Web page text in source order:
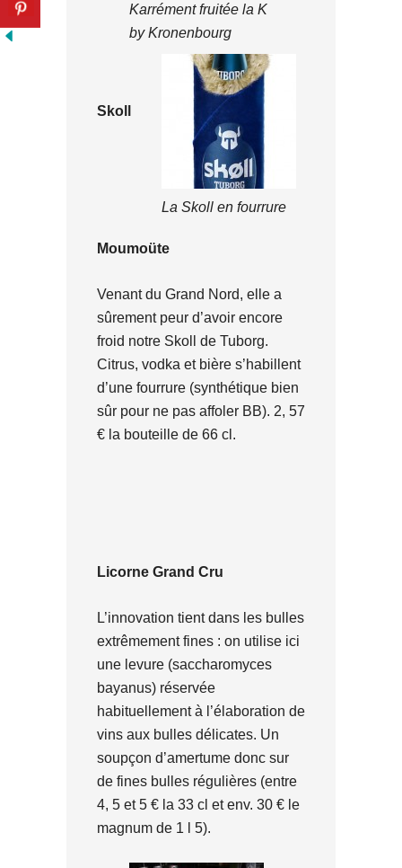
Karrément fruitée la K
by Kronenbourg
La Skoll en fourrure
Skoll
Moumoüte
Venant du Grand Nord, elle a
sûrement peur d’avoir encore
froid notre Skoll de Tuborg.
Citrus, vodka et bière s’habillent
d’une fourrure (synthétique bien
sûr pour ne pas affoler BB). 2, 57
€ la bouteille de 66 cl.
Licorne Grand Cru
L’innovation tient dans les bulles
extrêmement fines : on utilise ici
une levure (saccharomyces
bayanus) réservée
habituellement à l’élaboration de
vins aux bulles délicates. Un
soupçon d’amertume donc sur
de fines bulles régulières (entre
4, 5 et 5 € la 33 cl et env. 30 € le
magnum de 1 l 5).